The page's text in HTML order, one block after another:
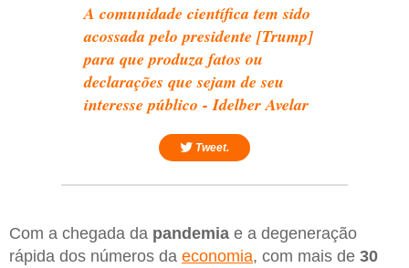
A comunidade científica tem sido
acossada pelo presidente [Trump]
para que produza fatos ou
declarações que sejam de seu
interesse público - Idelber Avelar
Tweet.
Com a chegada da pandemia e a degeneração
rápida dos números da economia, com mais de 30